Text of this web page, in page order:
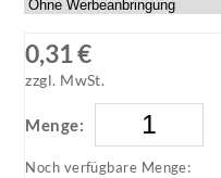
0,31 €
zzgl. MwSt.
Menge:
Noch verfügbare Menge: